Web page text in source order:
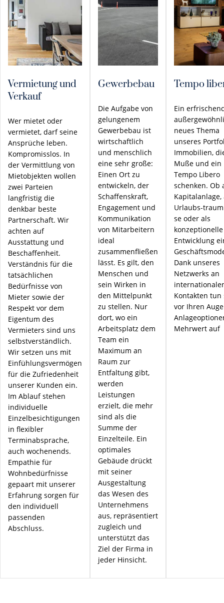
Vermietung und
Verkauf
Wer mietet oder
vermietet, darf seine
Ansprüche leben.
Kompromisslos. In
der Vermittlung von
Mietobjekten wollen
zwei Parteien
langfristig die
denkbar beste
Partnerschaft. Wir
achten auf
Ausstattung und
Beschaffenheit.
Verständnis für die
tatsächlichen
Bedürfnisse von
Mieter sowie der
Respekt vor dem
Eigentum des
Vermieters sind uns
selbstverständlich.
Wir setzen uns mit
Einfühlungsvermögen
für die Zufriedenheit
unserer Kunden ein.
Im Ablauf stehen
individuelle
Einzelbesichtigungen
in flexibler
Terminabsprache,
auch wochenends.
Empathie für
Wohnbedürfnisse
gepaart mit unserer
Erfahrung sorgen für
den individuell
passenden
Abschluss.
Gewerbebau
Die Aufgabe von
gelungenem
Gewerbebau ist
wirtschaftlich
und menschlich
eine sehr große:
Einen Ort zu
entwickeln, der
Schaffenskraft,
Engagement und
Kommunikation
von Mitarbeitern
ideal
zusammenfließen
lässt. Es gilt, den
Menschen und
sein Wirken in
den Mittelpunkt
zu stellen. Nur
dort, wo ein
Arbeitsplatz dem
Team ein
Maximum an
Raum zur
Entfaltung gibt,
werden
Leistungen
erzielt, die mehr
sind als die
Summe der
Einzelteile. Ein
optimales
Gebäude drückt
mit seiner
Ausgestaltung
das Wesen des
Unternehmens
aus, repräsentiert
zugleich und
unterstützt das
Ziel der Firma in
jeder Hinsicht.
Tempo
Ein
neues Thema
unseres
Immobilien,
Muße und ein
Tempo Libero
schenken. Ob
Kapitalanlage,
Urlaubs-
se oder als
konzeptionelle
Entwicklung
Dank unseres
Netzwerks an
Kontakten tun
vor Ihren
Mehrwert auf